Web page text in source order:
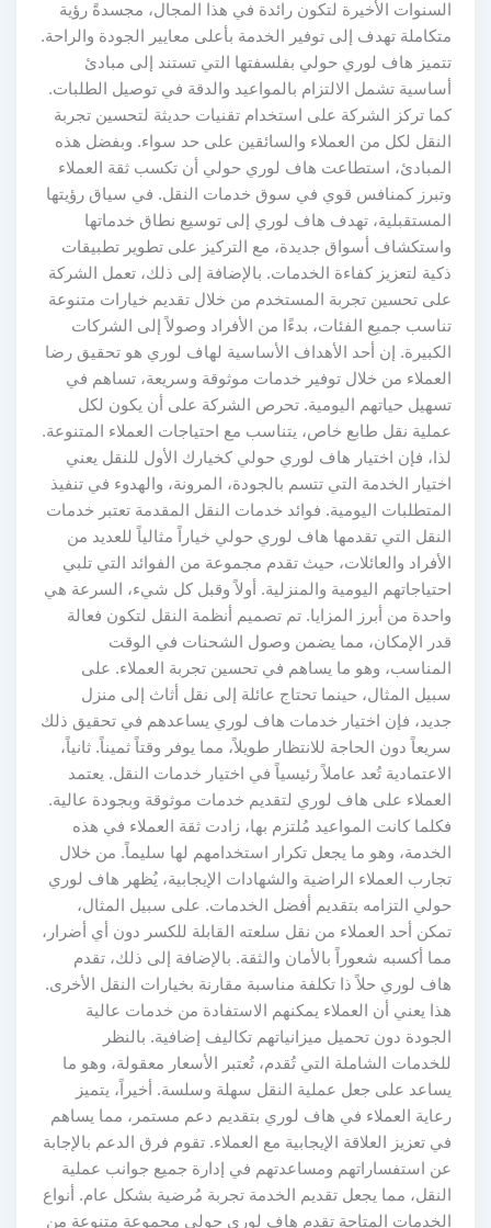
السنوات الأخيرة لتكون رائدة في هذا المجال، مجسدةً رؤية
متكاملة تهدف إلى توفير الخدمة بأعلى معايير الجودة والراحة.
تتميز هاف لوري حولي بفلسفتها التي تستند إلى مبادئ
أساسية تشمل الالتزام بالمواعيد والدقة في توصيل الطلبات.
كما تركز الشركة على استخدام تقنيات حديثة لتحسين تجربة
النقل لكل من العملاء والسائقين على حد سواء. وبفضل هذه
المبادئ، استطاعت هاف لوري حولي أن تكسب ثقة العملاء
وتبرز كمنافس قوي في سوق خدمات النقل. في سياق رؤيتها
المستقبلية، تهدف هاف لوري إلى توسيع نطاق خدماتها
واستكشاف أسواق جديدة، مع التركيز على تطوير تطبيقات
ذكية لتعزيز كفاءة الخدمات. بالإضافة إلى ذلك، تعمل الشركة
على تحسين تجربة المستخدم من خلال تقديم خيارات متنوعة
تناسب جميع الفئات، بدءًا من الأفراد وصولاً إلى الشركات
الكبيرة. إن أحد الأهداف الأساسية لهاف لوري هو تحقيق رضا
العملاء من خلال توفير خدمات موثوقة وسريعة، تساهم في
تسهيل حياتهم اليومية. تحرص الشركة على أن يكون لكل
عملية نقل طابع خاص، يتناسب مع احتياجات العملاء المتنوعة.
لذا، فإن اختيار هاف لوري حولي كخيارك الأول للنقل يعني
اختيار الخدمة التي تتسم بالجودة، المرونة، والهدوء في تنفيذ
المتطلبات اليومية. فوائد خدمات النقل المقدمة تعتبر خدمات
النقل التي تقدمها هاف لوري حولي خياراً مثالياً للعديد من
الأفراد والعائلات، حيث تقدم مجموعة من الفوائد التي تلبي
احتياجاتهم اليومية والمنزلية. أولاً وقبل كل شيء، السرعة هي
واحدة من أبرز المزايا. تم تصميم أنظمة النقل لتكون فعالة
قدر الإمكان، مما يضمن وصول الشحنات في الوقت
المناسب، وهو ما يساهم في تحسين تجربة العملاء. على
سبيل المثال، حينما تحتاج عائلة إلى نقل أثاث إلى منزل
جديد، فإن اختيار خدمات هاف لوري يساعدهم في تحقيق ذلك
سريعاً دون الحاجة للانتظار طويلاً، مما يوفر وقتاً ثميناً. ثانياً،
الاعتمادية تُعد عاملاً رئيسياً في اختيار خدمات النقل. يعتمد
العملاء على هاف لوري لتقديم خدمات موثوقة وبجودة عالية.
فكلما كانت المواعيد مُلتزم بها، زادت ثقة العملاء في هذه
الخدمة، وهو ما يجعل تكرار استخدامهم لها سليماً. من خلال
تجارب العملاء الراضية والشهادات الإيجابية، يُظهر هاف لوري
حولي التزامه بتقديم أفضل الخدمات. على سبيل المثال،
تمكن أحد العملاء من نقل سلعته القابلة للكسر دون أي أضرار،
مما أكسبه شعوراً بالأمان والثقة. بالإضافة إلى ذلك، تقدم
هاف لوري حلاً ذا تكلفة مناسبة مقارنة بخيارات النقل الأخرى.
هذا يعني أن العملاء يمكنهم الاستفادة من خدمات عالية
الجودة دون تحميل ميزانياتهم تكاليف إضافية. بالنظر
للخدمات الشاملة التي تُقدم، تُعتبر الأسعار معقولة، وهو ما
يساعد على جعل عملية النقل سهلة وسلسة. أخيراً، يتميز
رعاية العملاء في هاف لوري بتقديم دعم مستمر، مما يساهم
في تعزيز العلاقة الإيجابية مع العملاء. تقوم فرق الدعم بالإجابة
عن استفساراتهم ومساعدتهم في إدارة جميع جوانب عملية
النقل، مما يجعل تقديم الخدمة تجربة مُرضية بشكل عام. أنواع
الخدمات المتاحة تقدم هاف لوري حولي مجموعة متنوعة من